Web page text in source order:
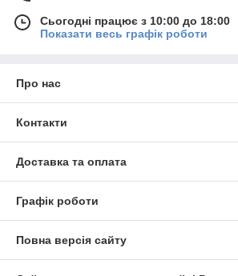
Сьогодні працює з 10:00 до 18:00
Показати весь графік роботи
Про нас
Контакти
Доставка та оплата
Графік роботи
Повна версія сайту